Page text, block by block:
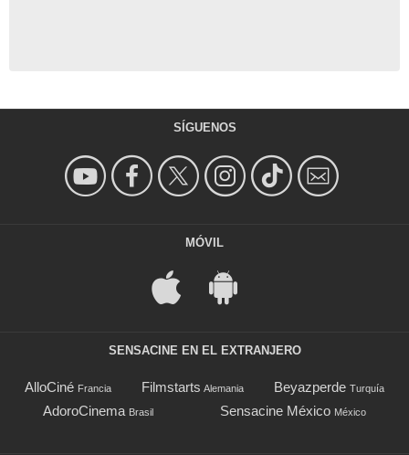
SÍGUENOS
MÓVIL
SENSACINE EN EL EXTRANJERO
AlloCiné Francia Filmstarts Alemania Beyazperde Turquía
AdoroCinema Brasil Sensacine México México